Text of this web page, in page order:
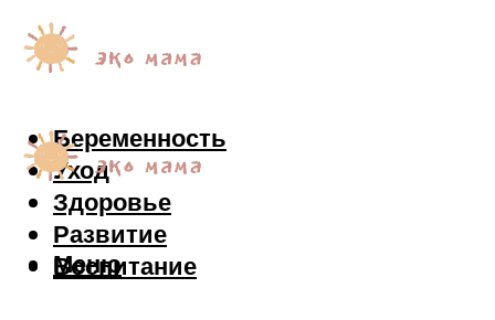
Беременность
Уход
Здоровье
Развитие
Воспитание
Меню